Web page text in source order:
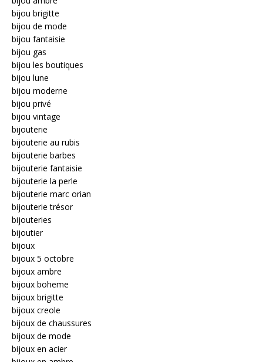
bijou brigitte
bijou de mode
bijou fantaisie
bijou gas
bijou les boutiques
bijou lune
bijou moderne
bijou privé
bijou vintage
bijouterie
bijouterie au rubis
bijouterie barbes
bijouterie fantaisie
bijouterie la perle
bijouterie marc orian
bijouterie trésor
bijouteries
bijoutier
bijoux
bijoux 5 octobre
bijoux ambre
bijoux boheme
bijoux brigitte
bijoux creole
bijoux de chaussures
bijoux de mode
bijoux en acier